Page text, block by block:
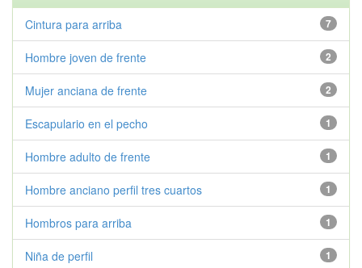
7
Cintura para arriba
2
Hombre joven de frente
2
Mujer anciana de frente
1
Escapulario en el pecho
1
Hombre adulto de frente
1
Hombre anciano perfil tres cuartos
1
Hombros para arriba
1
Niña de perfil